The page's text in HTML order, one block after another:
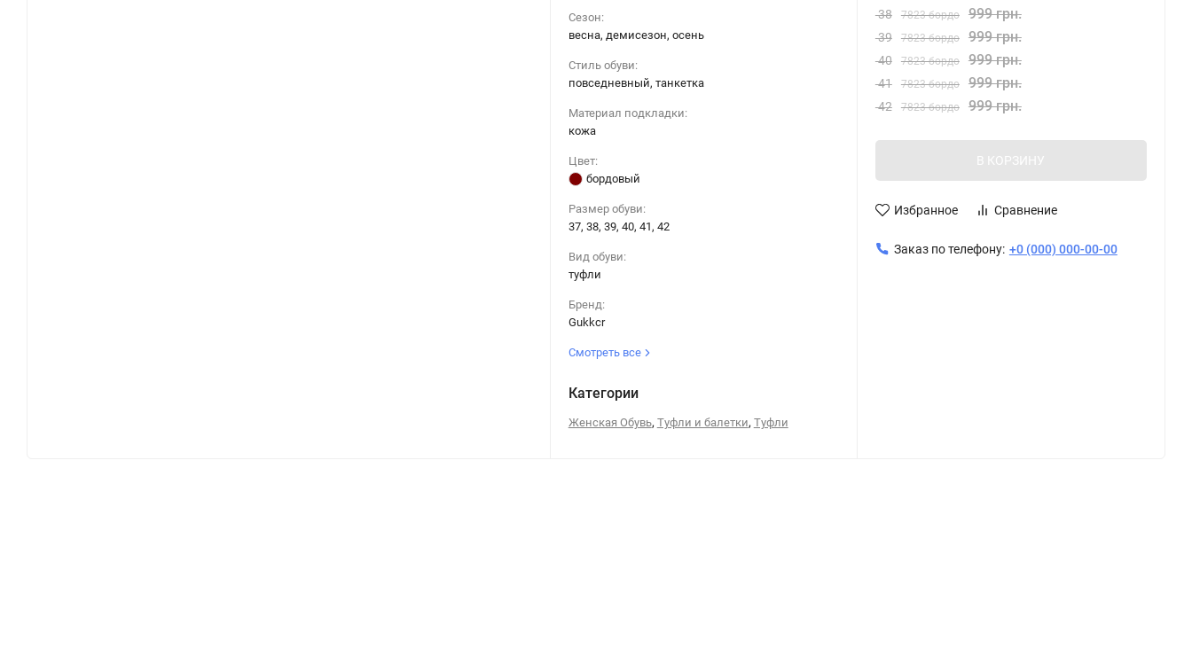
Сезон:
весна, демисезон, осень
Стиль обуви:
повседневный, танкетка
Материал подкладки:
кожа
Цвет:
бордовый
Размер обуви:
37, 38, 39, 40, 41, 42
Вид обуви:
туфли
Бренд:
Gukkcr
Смотреть все
Категории
Женская Обувь, Туфли и балетки, Туфли
38 7823 бордо 999 грн.
39 7823 бордо 999 грн.
40 7823 бордо 999 грн.
41 7823 бордо 999 грн.
42 7823 бордо 999 грн.
В КОРЗИНУ
Избранное Сравнение
Заказ по телефону: +0 (000) 000-00-00